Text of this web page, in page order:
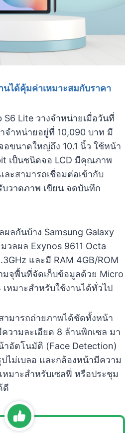
ได้คุ้มค่าเหมาะสมกับราคา
S6 Lite วางจำหน่ายเมื่อวันที่
จำหน่ายอยู่ที่ 10,090 บาท มี
อขนาดใหญ่ถึง 10.1 นิ้ว ใช้หน้า
เป็นชนิดจอ LCD มีคุณภาพ
ะสามารถเชื่อมต่อเข้ากับ
บวาดภาพ เขียน จดบันทึก
ลกันบ้าง Samsung Galaxy
วลผล Exynos 9611 Octa
และมี RAM 4GB/ROM
มจุพื้นที่จัดเก็บข้อมูลด้วย Micro
เหมาะสำหรับใช้งานได้ทั่วไป
ามารถถ่ายภาพได้ชัดทั้งหน้า
วามละเอียด 8 ล้านพิกเซล มา
อัตโนมัติ (Face Detection)
ไม่เบลอ และกล้องหน้ามีความ
หมาะสำหรับเซลฟี่ หรือประชุม
ดี